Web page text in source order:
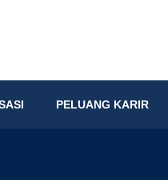
PELUANG KARIR